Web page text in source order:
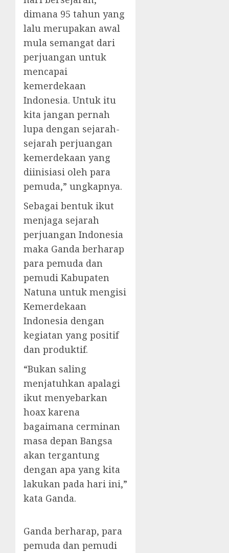
dimana 95 tahun yang
lalu merupakan awal
mula semangat dari
perjuangan untuk
mencapai
kemerdekaan
Indonesia. Untuk itu
kita jangan pernah
lupa dengan sejarah-
sejarah perjuangan
kemerdekaan yang
diinisiasi oleh para
pemuda,” ungkapnya.
Sebagai bentuk ikut
menjaga sejarah
perjuangan Indonesia
maka Ganda berharap
para pemuda dan
pemudi Kabupaten
Natuna untuk mengisi
Kemerdekaan
Indonesia dengan
kegiatan yang positif
dan produktif.
“Bukan saling
menjatuhkan apalagi
ikut menyebarkan
hoax karena
bagaimana cerminan
masa depan Bangsa
akan tergantung
dengan apa yang kita
lakukan pada hari ini,”
kata Ganda.
Ganda berharap, para
pemuda dan pemudi